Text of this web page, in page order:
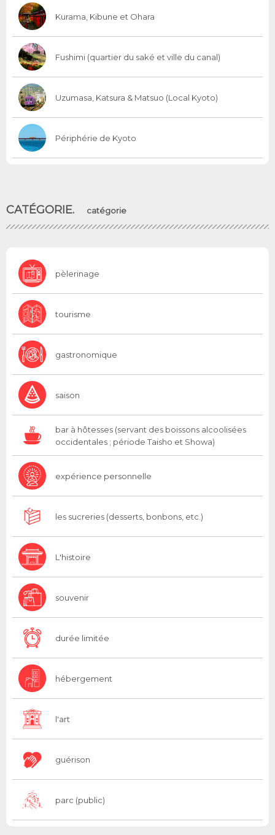
Kurama, Kibune et Ohara
Fushimi (quartier du saké et ville du canal)
Uzumasa, Katsura & Matsuo (Local Kyoto)
Périphérie de Kyoto
CATÉGORIE. catégorie
pèlerinage
tourisme
gastronomique
saison
bar à hôtesses (servant des boissons alcoolisées
occidentales ; période Taisho et Showa)
expérience personnelle
les sucreries (desserts, bonbons, etc.)
L'histoire
souvenir
durée limitée
hébergement
l'art
guérison
parc (public)